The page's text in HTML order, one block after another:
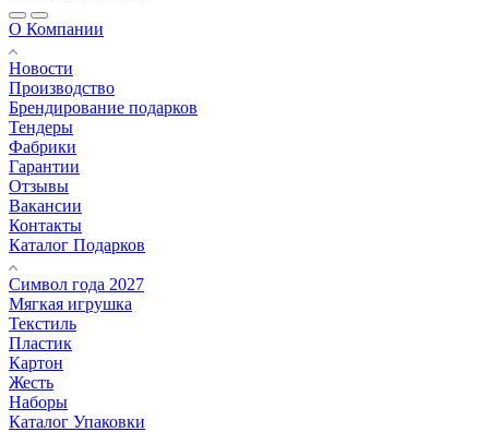
О Компании
Новости
Производство
Брендирование подарков
Тендеры
Фабрики
Гарантии
Отзывы
Вакансии
Контакты
Каталог Подарков
Символ года 2027
Мягкая игрушка
Текстиль
Пластик
Картон
Жесть
Наборы
Каталог Упаковки